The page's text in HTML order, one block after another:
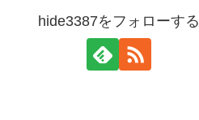
hide3387をフォローする